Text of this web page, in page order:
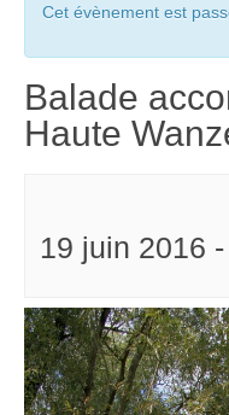
Cet évènement est
Balade
Haute
19 juin 2016